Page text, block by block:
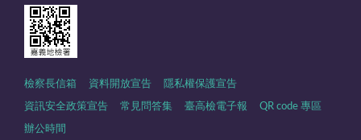
檢察長信箱 資料開放宣告 隱私權保護宣告
資訊安全政策宣告 常見問答集 臺高檢電子報 QR code 專區
辦公時間